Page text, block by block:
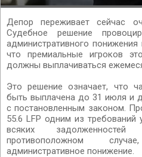
Депор переживает сейчас
Судебное решение
административного
что премиальные игроков
должны выплачиваться
Это решение означает, что
быть выплачена до 31 июля и
с постановленным законом.
55.6 LFP одним из требований
всяких
противоположном
административное понижение.